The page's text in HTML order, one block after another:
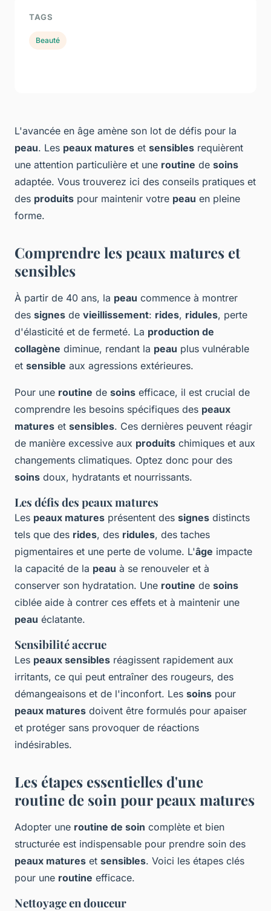
L'avancée en âge amène son lot de défis pour la
peau. Les peaux matures et sensibles requièrent
une attention particulière et une routine de soins
adaptée. Vous trouverez ici des conseils pratiques et
des produits pour maintenir votre peau en pleine
forme.
Comprendre les peaux matures et
sensibles
À partir de 40 ans, la peau commence à montrer
des signes de vieillissement: rides, ridules, perte
d'élasticité et de fermeté. La production de
collagène diminue, rendant la peau plus vulnérable
et sensible aux agressions extérieures.
Pour une routine de soins efficace, il est crucial de
comprendre les besoins spécifiques des peaux
matures et sensibles. Ces dernières peuvent réagir
de manière excessive aux produits chimiques et aux
changements climatiques. Optez donc pour des
soins doux, hydratants et nourrissants.
Les défis des peaux matures
Les peaux matures présentent des signes distincts
tels que des rides, des ridules, des taches
pigmentaires et une perte de volume. L'âge impacte
la capacité de la peau à se renouveler et à
conserver son hydratation. Une routine de soins
ciblée aide à contrer ces effets et à maintenir une
peau éclatante.
Sensibilité accrue
Les peaux sensibles réagissent rapidement aux
irritants, ce qui peut entraîner des rougeurs, des
démangeaisons et de l'inconfort. Les soins pour
peaux matures doivent être formulés pour apaiser
et protéger sans provoquer de réactions
indésirables.
Les étapes essentielles d'une
routine de soin pour peaux matures
Adopter une routine de soin complète et bien
structurée est indispensable pour prendre soin des
peaux matures et sensibles. Voici les étapes clés
pour une routine efficace.
Nettoyage en douceur
TAGS
Beauté